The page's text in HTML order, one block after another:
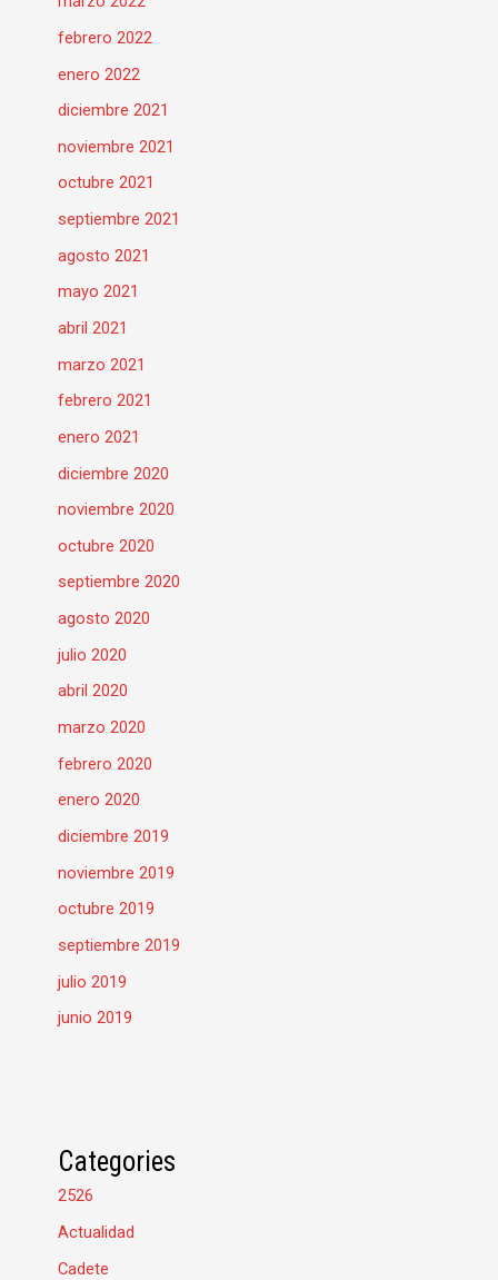
febrero 2022
enero 2022
diciembre 2021
noviembre 2021
octubre 2021
septiembre 2021
agosto 2021
mayo 2021
abril 2021
marzo 2021
febrero 2021
enero 2021
diciembre 2020
noviembre 2020
octubre 2020
septiembre 2020
agosto 2020
julio 2020
abril 2020
marzo 2020
febrero 2020
enero 2020
diciembre 2019
noviembre 2019
octubre 2019
septiembre 2019
julio 2019
junio 2019
Categories
2526
Actualidad
Cadete